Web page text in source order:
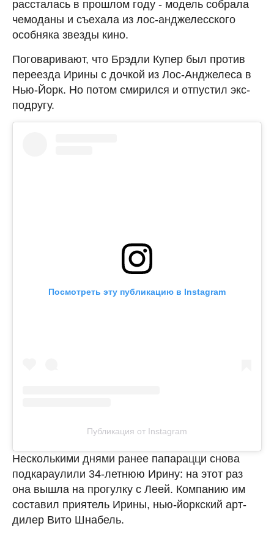
рассталась в прошлом году - модель собрала
чемоданы и съехала из лос-анджелесского
особняка звезды кино.
Поговаривают, что Брэдли Купер был против
переезда Ирины с дочкой из Лос-Анджелеса в
Нью-Йорк. Но потом смирился и отпустил экс-
подругу.
Посмотреть эту публикацию в Instagram
Публикация от Instagram
Несколькими днями ранее папарацци снова
подкараулили 34-летнюю Ирину: на этот раз
она вышла на прогулку с Леей. Компанию им
составил приятель Ирины, нью-йоркский арт-
дилер Вито Шнабель.